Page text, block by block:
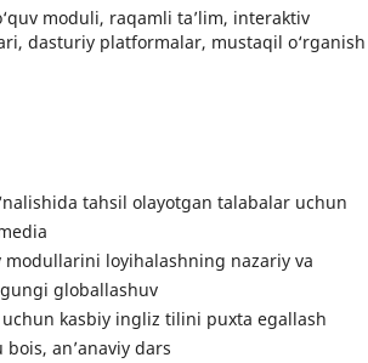
moduli, raqamli ta’lim, interaktiv
dasturiy platformalar, mustaqil o‘rganish
tahsil olayotgan talabalar uchun
modullarini loyihalashning nazariy va
globallashuv
kasbiy ingliz tilini puxta egallash
an’anaviy dars